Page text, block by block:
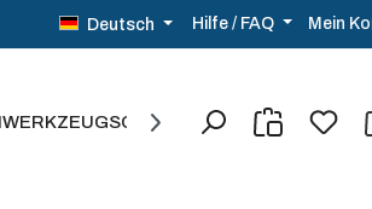
Deutsch Hilfe / FAQ Mein
SCHMUCK SALE%